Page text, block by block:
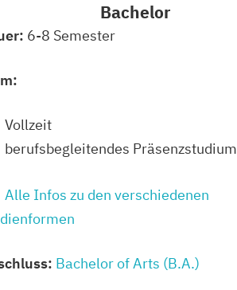
Bachelor
6-8 Semester
Vollzeit
berufsbegleitendes Präsenzstudium
Alle Infos zu den verschiedenen
Bachelor of Arts (B.A.)